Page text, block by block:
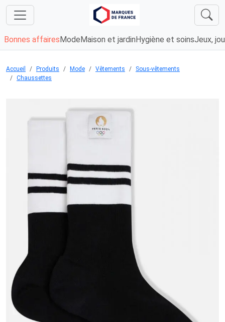
Bonnes affaires Mode Maison et jardin Hygiène et soinsJeux,
Accueil Produits Mode Vêtements
Sous-vêtements
Chaussettes